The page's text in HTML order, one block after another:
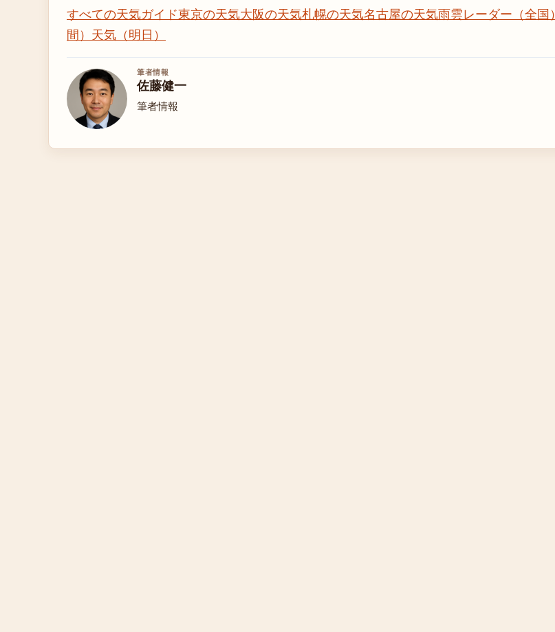
すべての天気ガイド東京の天気大阪の天気札幌の天気名古屋の天気雨雲レーダー（全国）
間） 天気（明日）
筆者情報
佐藤健一
筆者情報